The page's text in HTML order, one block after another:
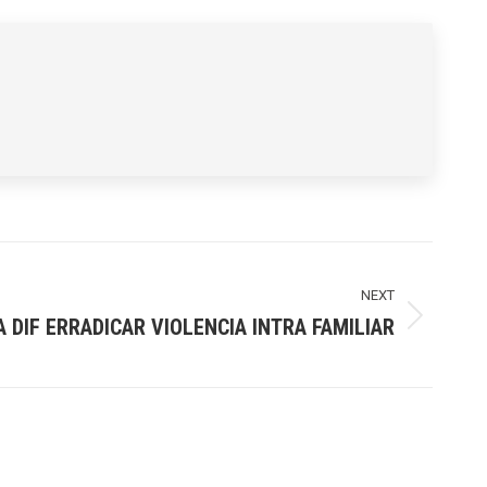
NEXT
DIF ERRADICAR VIOLENCIA INTRA FAMILIAR